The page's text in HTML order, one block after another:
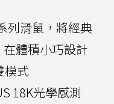
列滑鼠，將經典
體積小巧設計
模式
18K光學感測